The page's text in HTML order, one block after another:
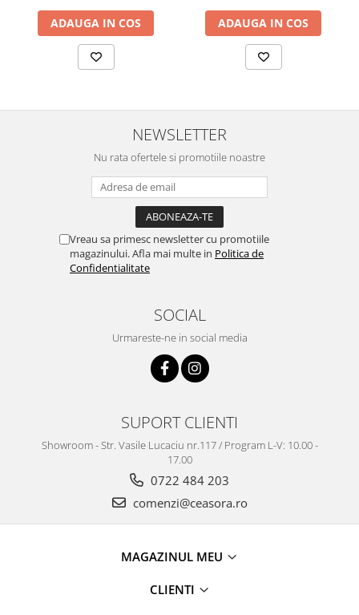
Dispozitive Bratari si Curele
Dispozitive Capace Ceas
Extractoare Indicatoare
Mecanisme Ceas
Surubelnite fine
Truse / Kituri Ceasornicar
ADAUGA IN COS ADAUGA IN COS
NEWSLETTER
Nu rata ofertele si promotiile noastre
Vreau sa primesc newsletter cu promotiile
magazinului. Afla mai multe in Politica de
Confidentialitate
SOCIAL
Urmareste-ne in social media
SUPORT CLIENTI
Showroom - Str. Vasile Lucaciu nr.117 / Program L-V: 10.00 -
17.00
0722 484 203
comenzi@ceasora.ro
MAGAZINUL MEU
CLIENTI